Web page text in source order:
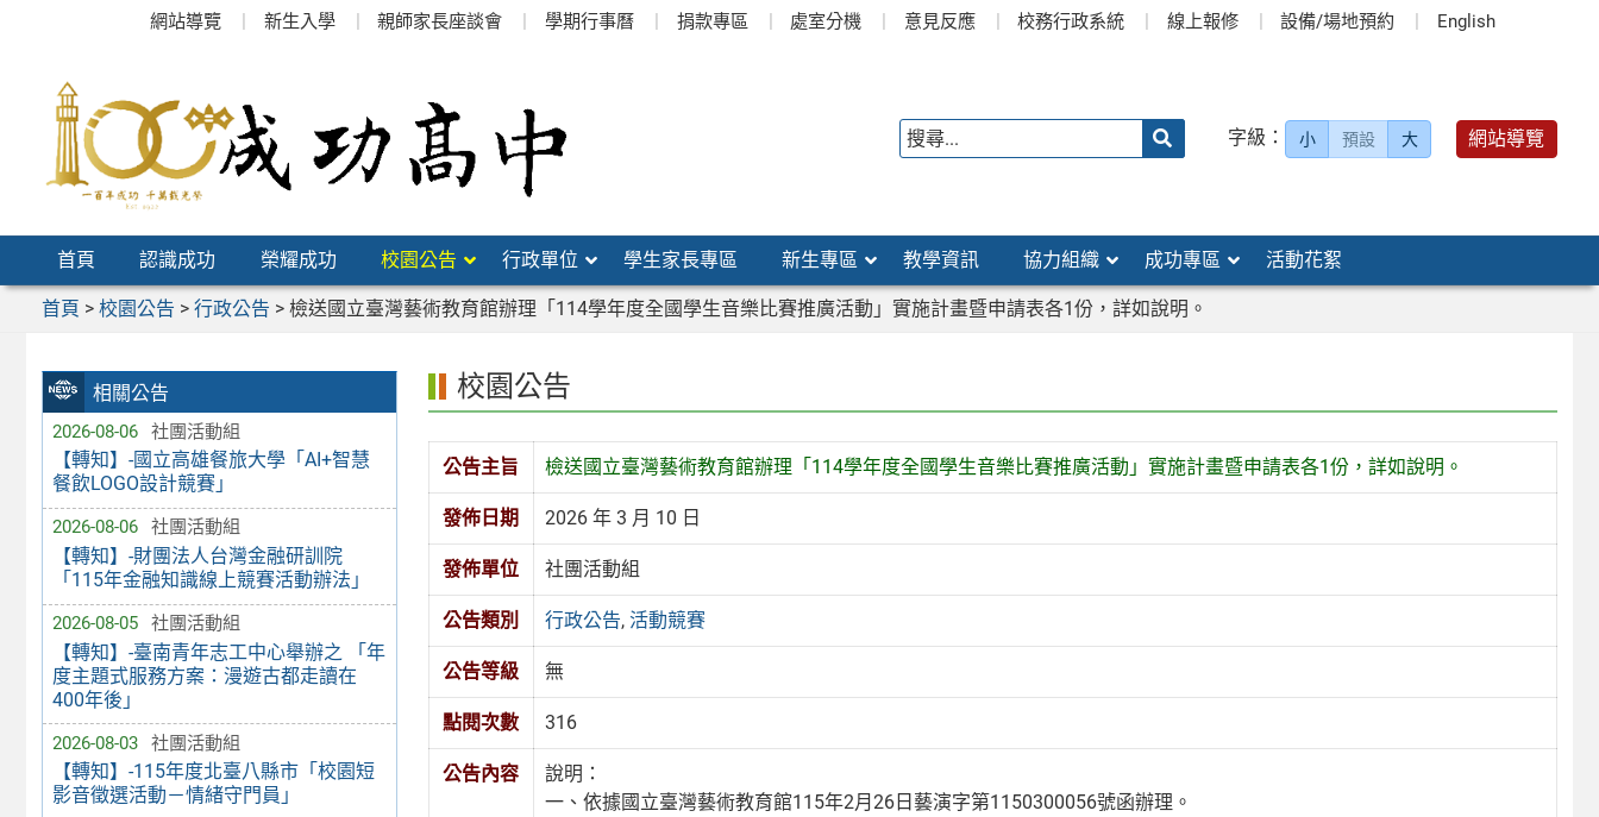
網站導覽 新生入學 親師家長座談會 學期行事曆 捐款專區 處室分機 意見反應 校務行政系統 線上報修 設備/場地預約 English
字級： 小 預設 大 網站導覽
首頁 認識成功 榮耀成功 校園公告 行政單位 學生家長專區 新生專區 教學資訊 協力組織 成功專區 活動花絮
首頁 > 校園公告 > 行政公告 > 檢送國立臺灣藝術教育館辦理「114學年度全國學生音樂比賽推廣活動」實施計畫暨申請表各1份，詳如說明。
相關公告
2026-08-06 社團活動組
【轉知】-國立高雄餐旅大學「AI+智慧
餐飲LOGO設計競賽」
2026-08-06 社團活動組
【轉知】-財團法人台灣金融研訓院
「115年金融知識線上競賽活動辦法」
2026-08-05 社團活動組
【轉知】-臺南青年志工中心舉辦之 「年
度主題式服務方案：漫遊古都走讀在
400年後」
2026-08-03 社團活動組
【轉知】-115年度北臺八縣市「校園短
影音徵選活動－情緒守門員」
校園公告
公告主旨 檢送國立臺灣藝術教育館辦理「114學年度全國學生音樂比賽推廣活動」實施計畫暨申請表各1份，詳如說明。
發佈日期 2026 年 3 月 10 日
發佈單位 社團活動組
公告類別 行政公告,活動競賽
公告等級 無
點閱次數 316
公告內容
說明：
一、依據國立臺灣藝術教育館115年2月26日藝演字第1150300056號函辦理。